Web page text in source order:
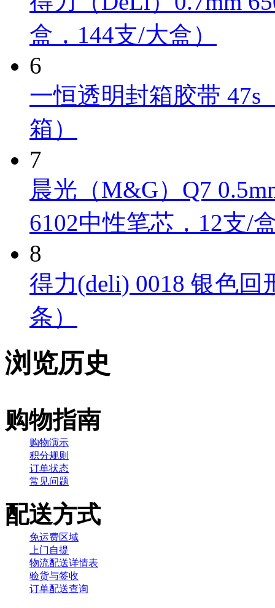
盒，144支/大盒）
6
一恒透明封箱胶带 47s
箱）
7
晨光（M&G）Q7
6102中性笔芯，12支/
8
得力(deli) 0018 银色回
条）
浏览历史
购物指南
购物演示
积分规则
订单状态
常见问题
配送方式
免运费区域
上门自提
物流配送详情表
验货与签收
订单配送查询